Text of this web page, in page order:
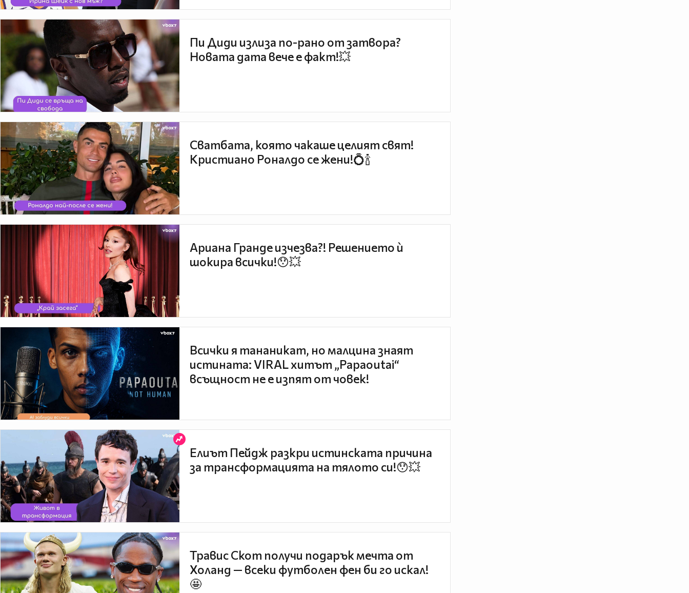
Пи Диди излиза по-рано от затвора?
Новата дата вече е факт!💥
Сватбата, която чакаше целият свят!
Кристиано Роналдо се жени!💍🍾
Ариана Гранде изчезва?! Решението ѝ
шокира всички!😯💥
Всички я тананикат, но малцина знаят
истината: VIRAL хитът „Papaoutai“
всъщност не е изпят от човек!
Елиът Пейдж разкри истинската причина
за трансформацията на тялото си!😯💥
Травис Скот получи подарък мечта от
Холанд — всеки футболен фен би го искал!
🤩